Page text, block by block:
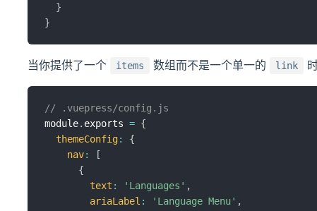
}
}
当你提供了一个 items 数组而不是一个单一的 link
// .vuepress/config.js
module. exports = {
themeConfig:
{
nav:
[
{
text : 'Languages' ,
ariaLabel : 'Language Menu' ,